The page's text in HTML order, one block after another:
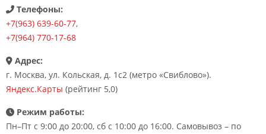
Телефоны:
+7(963) 639-60-77,
+7(964) 770-17-68
Адрес:
г. Москва, ул. Кольская, д. 1с2 (метро «Свиблово»).
Яндекс.Карты (рейтинг 5,0)
Режим работы:
Пн–Пт с 9:00 до 20:00, сб с 10:00 до 16:00. Самовывоз – по